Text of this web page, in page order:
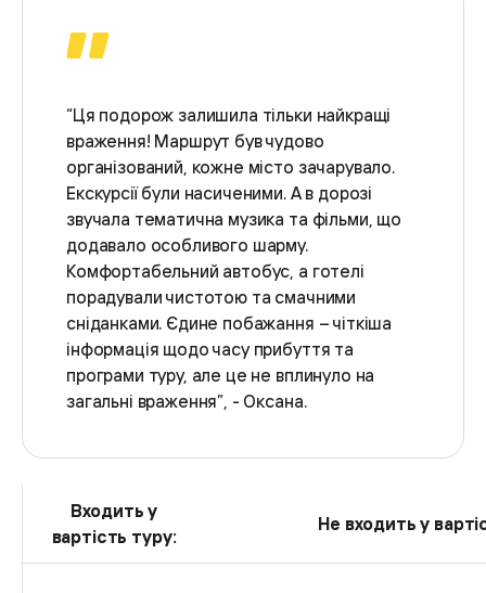
“Ця подорож залишила тільки найкращі
враження! Маршрут був чудово
організований, кожне місто зачарувало.
Екскурсії були насиченими. А в дорозі
звучала тематична музика та фільми, що
додавало особливого шарму.
Комфортабельний автобус, а готелі
порадували чистотою та смачними
сніданками. Єдине побажання – чіткіша
інформація щодо часу прибуття та
програми туру, але це не вплинуло на
загальні враження”, - Оксана.
Входить у
вартість туру:
Не входить у